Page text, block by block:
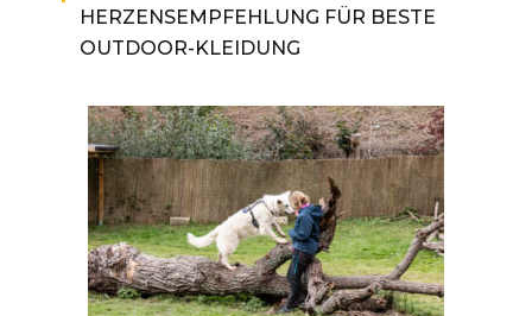
HERZENSEMPFEHLUNG FÜR BESTE
OUTDOOR-KLEIDUNG